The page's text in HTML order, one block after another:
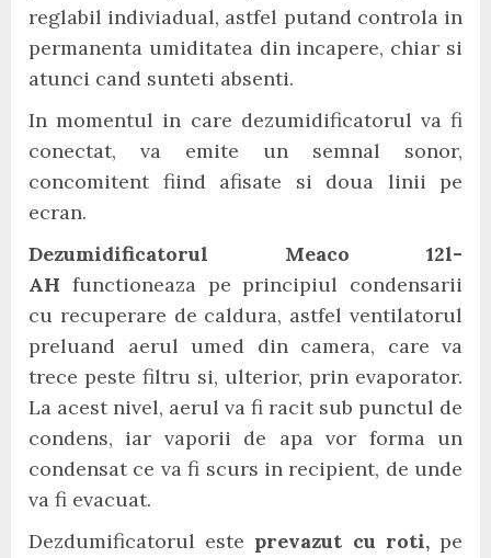
reglabil indiviadual, astfel putand controla in
permanenta umiditatea din incapere, chiar si
atunci cand sunteti absenti.
In momentul in care dezumidificatorul va fi
conectat, va emite un semnal sonor,
concomitent fiind afisate si doua linii pe
ecran.
Dezumidificatorul Meaco 12l-
AH functioneaza pe principiul condensarii
cu recuperare de caldura, astfel ventilatorul
preluand aerul umed din camera, care va
trece peste filtru si, ulterior, prin evaporator.
La acest nivel, aerul va fi racit sub punctul de
condens, iar vaporii de apa vor forma un
condensat ce va fi scurs in recipient, de unde
va fi evacuat.
Dezdumificatorul este prevazut cu roti,pe